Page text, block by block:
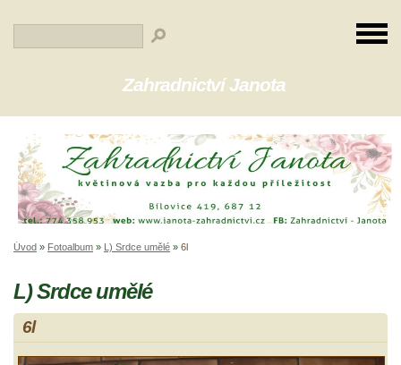
Zahradnictví Janota
Úvod » Fotoalbum » L) Srdce umělé » 6l
L) Srdce umělé
6l